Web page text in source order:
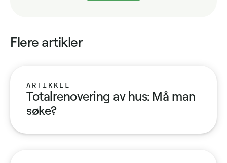
Flere artikler
ARTIKKEL
Totalrenovering av hus: Må man
søke?